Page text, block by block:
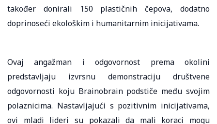
također donirali 150 plastičnih čepova, dodatno
doprinoseći ekološkim i humanitarnim inicijativama.
Ovaj angažman i odgovornost prema okolini
predstavljaju izvrsnu demonstraciju društvene
odgovornosti koju Brainobrain podstiče među svojim
polaznicima. Nastavljajući s pozitivnim inicijativama,
ovi mladi lideri su pokazali da mali koraci mogu